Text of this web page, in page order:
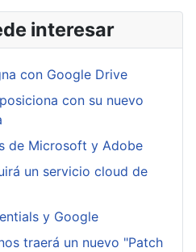
interesar
con Google Drive
con su nuevo
de Microsoft y Adobe
un servicio cloud de
y Google
traerá un nuevo "Patch